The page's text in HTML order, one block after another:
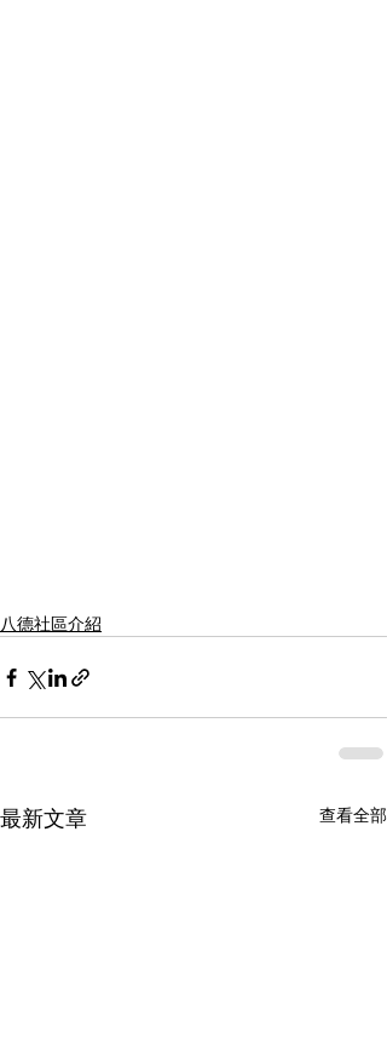
八德社區介紹
最新文章 查看全部